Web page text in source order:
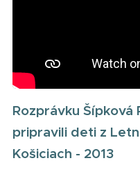
Rozprávku Šípková
pripravili deti z
Košiciach - 2013